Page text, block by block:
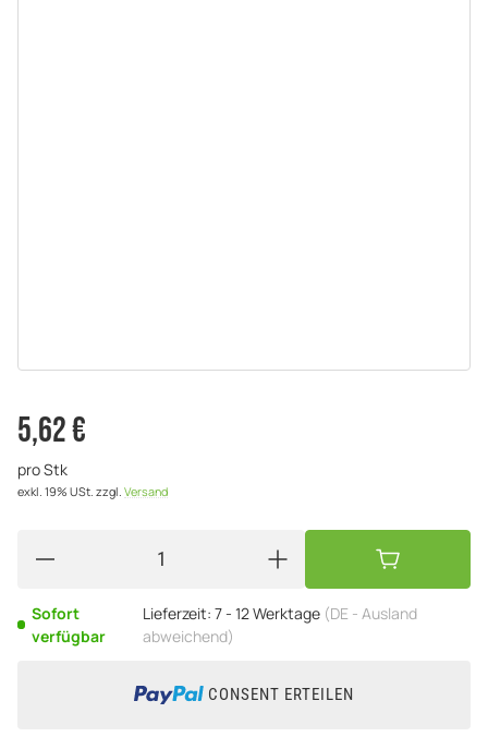
5,62 €
pro Stk
exkl. 19% USt. zzgl. Versand
Sofort
verfügbar
Lieferzeit: 7 - 12 Werktage (DE - Ausland
abweichend)
CONSENT ERTEILEN